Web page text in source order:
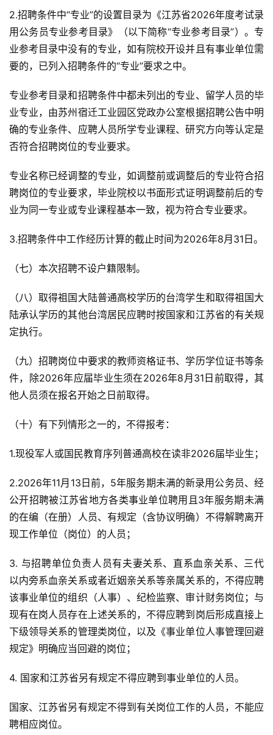
2.招聘条件中“专业”的设置目录为《江苏省2026年度考试录
用公务员专业参考目录》（以下简称“专业参考目录”）。专
业参考目录中没有的专业，如有院校开设并且有事业单位需
要的，已列入招聘条件的“专业”要求之中。
专业参考目录和招聘条件中都未列出的专业、留学人员的毕
业专业，由苏州宿迁工业园区党政办公室根据招聘公告中明
确的专业条件、应聘人员所学专业课程、研究方向等认定是
否符合招聘岗位的专业要求。
专业名称已经调整的专业，如调整前或调整后的专业符合招
聘岗位的专业要求，毕业院校以书面形式证明调整前后的专
业为同一专业或专业课程基本一致，视为符合专业要求。
3.招聘条件中工作经历计算的截止时间为2026年8月31日。
（七）本次招聘不设户籍限制。
（八）取得祖国大陆普通高校学历的台湾学生和取得祖国大
陆承认学历的其他台湾居民应聘时按国家和江苏省的有关规
定执行。
（九）招聘岗位中要求的教师资格证书、学历学位证书等条
件，除2026年应届毕业生须在2026年8月31日前取得，其
他人员须在报名开始之日前取得。
（十）有下列情形之一的，不得报考：
1.现役军人或国民教育序列普通高校在读非2026届毕业生；
2.2026年11月13日前，5年服务期未满的新录用公务员、经
公开招聘被江苏省地方各类事业单位聘用且3年服务期未满
的在编（在册）人员、有规定（含协议明确）不得解聘离开
现工作单位（岗位）的人员；
3. 与招聘单位负责人员有夫妻关系、直系血亲关系、三代
以内旁系血亲关系或者近姻亲关系等亲属关系的，不得应聘
该事业单位的组织（人事）、纪检监察、审计财务岗位；与
现有在岗人员存在上述关系的，不得应聘到岗后形成直接上
下级领导关系的管理类岗位，以及《事业单位人事管理回避
规定》明确应当回避的岗位；
4. 国家和江苏省另有规定不得应聘到事业单位的人员。
国家、江苏省另有规定不得到有关岗位工作的人员，不能应
聘相应岗位。